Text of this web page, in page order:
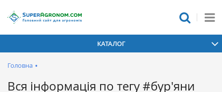
КАТАЛОГ
Головна •
Вся інформація по тегу #бур'яни